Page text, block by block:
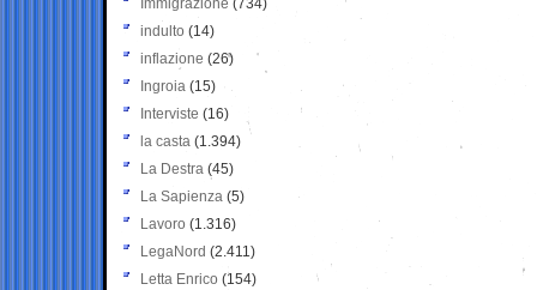
Immigrazione (734)
indulto (14)
inflazione (26)
Ingroia (15)
Interviste (16)
la casta (1.394)
La Destra (45)
La Sapienza (5)
Lavoro (1.316)
LegaNord (2.411)
Letta Enrico (154)